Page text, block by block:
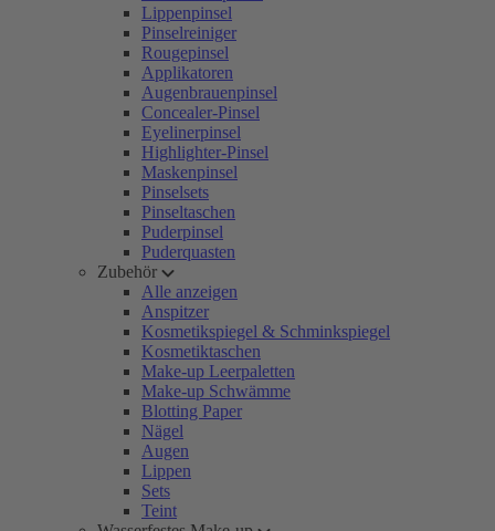
Lippenpinsel
Pinselreiniger
Rougepinsel
Applikatoren
Augenbrauenpinsel
Concealer-Pinsel
Eyelinerpinsel
Highlighter-Pinsel
Maskenpinsel
Pinselsets
Pinseltaschen
Puderpinsel
Puderquasten
Zubehör
Alle anzeigen
Anspitzer
Kosmetikspiegel & Schminkspiegel
Kosmetiktaschen
Make-up Leerpaletten
Make-up Schwämme
Blotting Paper
Nägel
Augen
Lippen
Sets
Teint